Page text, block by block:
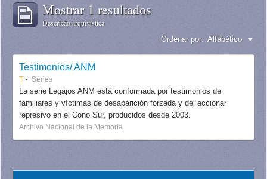
Mostrar 1 resultados
Descrição arquivística
Ordenar por: Alfabético
Testimonios/ ANM
T Séries
La serie Legajos ANM está conformada por testimonios de
familiares y víctimas de desaparición forzada y del accionar
represivo en el Cono Sur, producidos desde 2003.
Archivo Nacional de la Memoria